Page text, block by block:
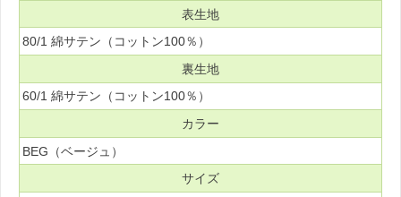
表生地
80/1 綿サテン（コットン100％）
裏生地
60/1 綿サテン（コットン100％）
カラー
BEG（ベージュ）
サイズ